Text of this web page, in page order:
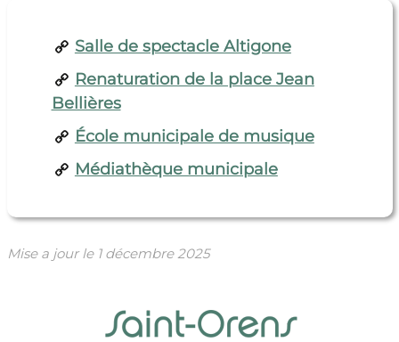
Salle de spectacle Altigone
Renaturation de la place Jean
Bellières
École municipale de musique
Médiathèque municipale
Mise a jour le 1 décembre 2025